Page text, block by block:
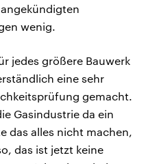
wenig.
jedes größere Bauwerk
eine sehr
gemacht.
Gasindustrie da ein
das alles nicht machen,
das ist jetzt keine